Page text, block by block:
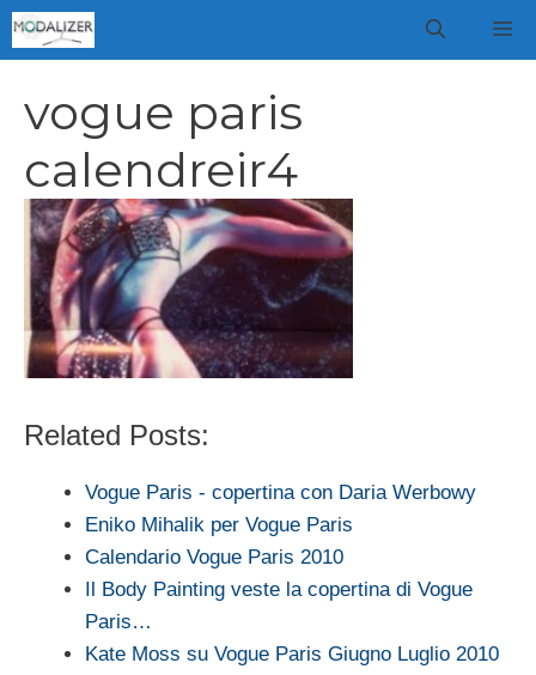
Vai
al
vogue paris
calendreir4
Related Posts:
Vogue Paris - copertina con Daria Werbowy
Eniko Mihalik per Vogue Paris
Calendario Vogue Paris 2010
Il Body Painting veste la copertina di Vogue
Paris…
Kate Moss su Vogue Paris Giugno Luglio 2010